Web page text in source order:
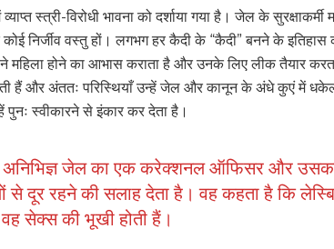
स्त्री-विरोधी भावना को दर्शाया गया है। जेल के सुरक्षाकर्मी
निर्जीव वस्तु हों। लगभग हर कैदी के “कैदी” बनने के इतिहास
होने का आभास कराता है और उनके लिए लीक तैयार
हैं और अंततः परिस्थियाँ उन्हें जेल और कानून के अंधे कुएं में
पुनः स्वीकारने से इंकार कर देता है।
अनिभिज्ञ जेल का एक करेक्शनल ऑफिसर और
से दूर रहने की सलाह देता है। वह कहता है कि
सेक्स की भूखी होती हैं।